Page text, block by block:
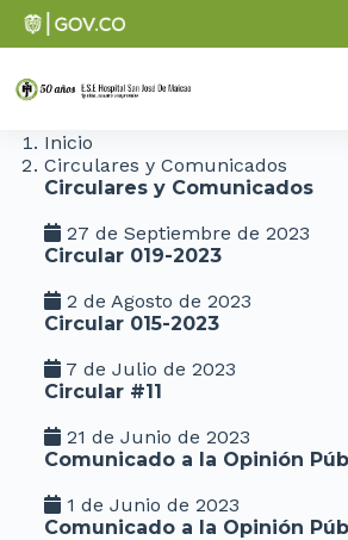
Inicio
Circulares y Comunicados
Circulares y Comunicados
27 de Septiembre de 2023
Circular 019-2023
2 de Agosto de 2023
Circular 015-2023
7 de Julio de 2023
Circular #11
21 de Junio de 2023
Comunicado a la Opinión
1 de Junio de 2023
Comunicado a la Opinión